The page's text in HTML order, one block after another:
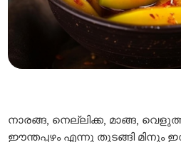
നാരങ്ങ, നെല്ലിക്ക, മാങ്ങ,
ഈന്തപ്പഴം എന്നു തുടങ്ങി മിനും